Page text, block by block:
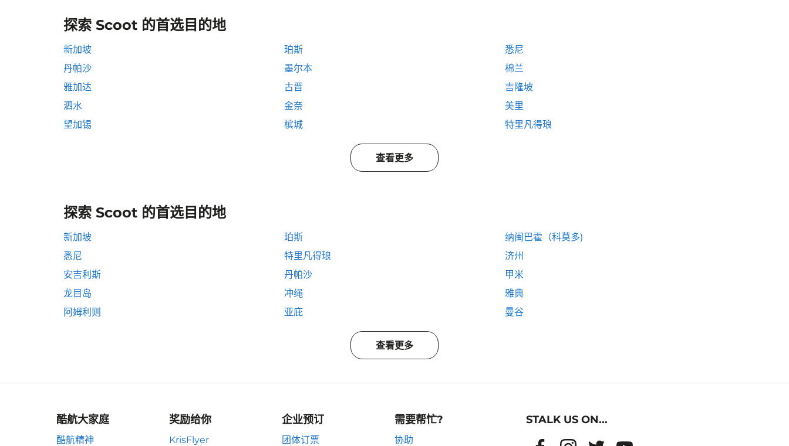
探索 Scoot 的首选目的地
新加坡 珀斯
悉尼
丹帕沙
墨尔本
棉兰
雅加达
古晋
吉隆坡
泗水
金奈
美里
望加锡
槟城 特里凡得琅
查看更多
探索 Scoot 的首选目的地
新加坡 珀斯
纳闽巴霍（科莫多)
悉尼
特里凡得琅
济州
安吉利斯
丹帕沙
甲米
龙目岛
冲绳
雅典
阿姆利则
亚庇 曼谷
查看更多
酷航大家庭
酷航精神
奖励给你
KrisFlyer
企业预订
团体订票
需要帮忙?
协助
STALK US ON...